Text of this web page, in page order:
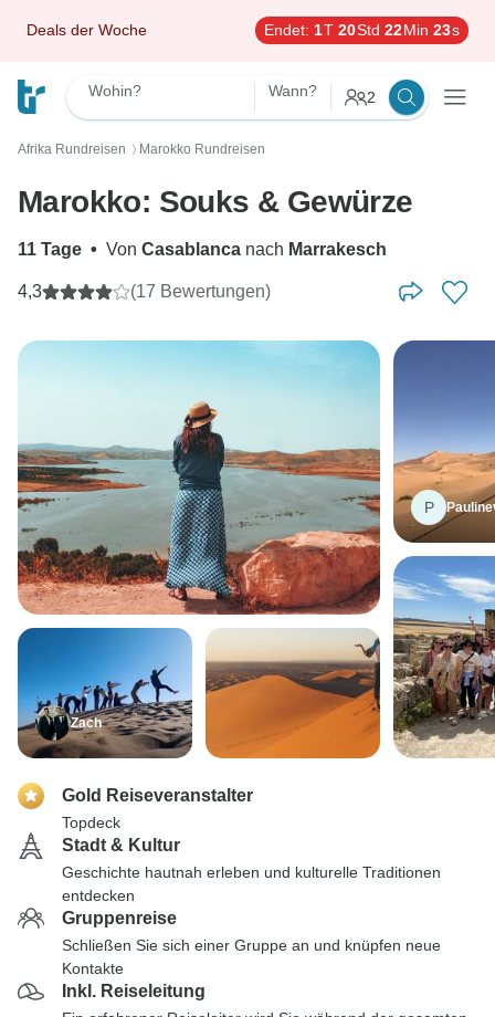
Deals der Woche Endet: 1T 20Std 22Min 22s
Wohin? Wann? 2
Afrika Rundreisen 〉 Marokko Rundreisen
Marokko: Souks & Gewürze
11 Tage • Von Casablanca nach Marrakesch
4,3 (17 Bewertungen)
Zach
P
Gold Reiseveranstalter
Topdeck
Stadt & Kultur
Geschichte hautnah erleben und kulturelle Traditionen
entdecken
Gruppenreise
Schließen Sie sich einer Gruppe an und knüpfen neue
Kontakte
Inkl. Reiseleitung